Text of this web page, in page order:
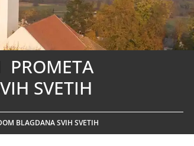
PROMETA
SVETIH
BLAGDANA SVIH SVETIH